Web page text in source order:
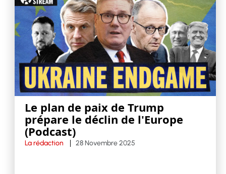
Le plan de paix de Trump
prépare le déclin de l'Europe
(Podcast)
La rédaction 28 Novembre 2025